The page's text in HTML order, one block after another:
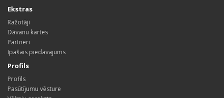
Ekstras
Ražotāji
Dāvanu kartes
Partneri
Īpašais piedāvājums
Profils
Profils
Pasūtījumu vēsture